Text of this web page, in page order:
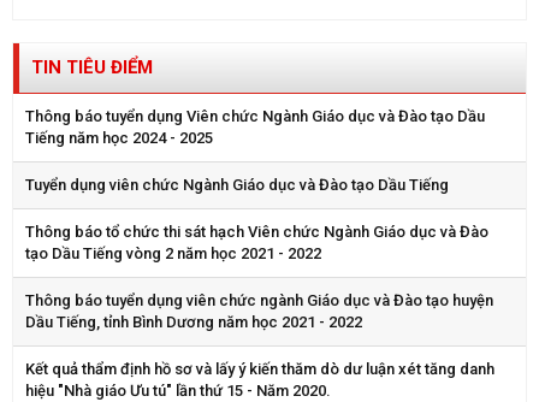
TIN TIÊU ĐIỂM
Thông báo tuyển dụng Viên chức Ngành Giáo dục và Đào tạo Dầu
Tiếng năm học 2024 - 2025
Tuyển dụng viên chức Ngành Giáo dục và Đào tạo Dầu Tiếng
Thông báo tổ chức thi sát hạch Viên chức Ngành Giáo dục và Đào
tạo Dầu Tiếng vòng 2 năm học 2021 - 2022
Thông báo tuyển dụng viên chức ngành Giáo dục và Đào tạo huyện
Dầu Tiếng, tỉnh Bình Dương năm học 2021 - 2022
Kết quả thẩm định hồ sơ và lấy ý kiến thăm dò dư luận xét tăng danh
hiệu "Nhà giáo Ưu tú" lần thứ 15 - Năm 2020.